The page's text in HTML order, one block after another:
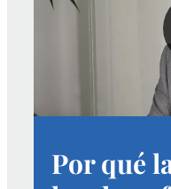
Por qué